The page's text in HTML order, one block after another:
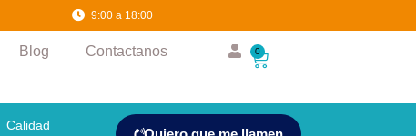
9:00 a 18:00
Blog Contactanos 0
Calidad